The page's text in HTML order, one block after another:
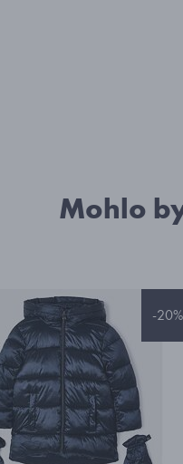
Mohlo
-20%